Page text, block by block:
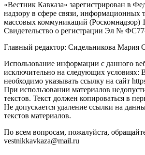
«Вестник Кавказа» зарегистрирован в
надзору в сфере связи, информационных
массовых коммуникаций (Роскомнадзор)
Свидетельство о регистрации Эл №
Главный редактор: Сидельникова Мария
Использование информации с данного
исключительно на следующих условиях:
необходимо указывать ссылку на сайт
При использовании материалов
текстов. Текст должен копироваться в
Не допускается удаление ссылки на
текстов материалов.
По всем вопросам, пожалуйста,
vestnikkavkaza@mail.ru